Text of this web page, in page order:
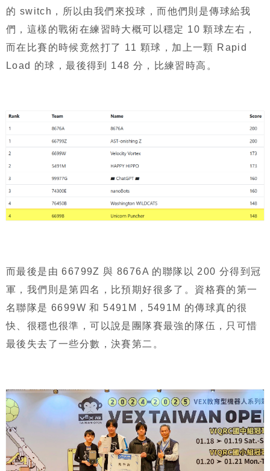
的 switch，所以由我們來投球，而他們則是傳球給我
們，這樣的戰術在練習時大概可以穩定 10 顆球左右，
而在比賽的時候竟然打了 11 顆球，加上一顆 Rapid
Load 的球，最後得到 148 分，比練習時高。
而最後是由 66799Z 與 8676A 的聯隊以 200 分得到冠
軍，我們則是第四名，比預期好很多了。資格賽的第一
名聯隊是 6699W 和 5491M，5491M 的傳球真的很
快、很穩也很準，可以說是團隊賽最強的隊伍，只可惜
最後失去了一些分數，決賽第二。